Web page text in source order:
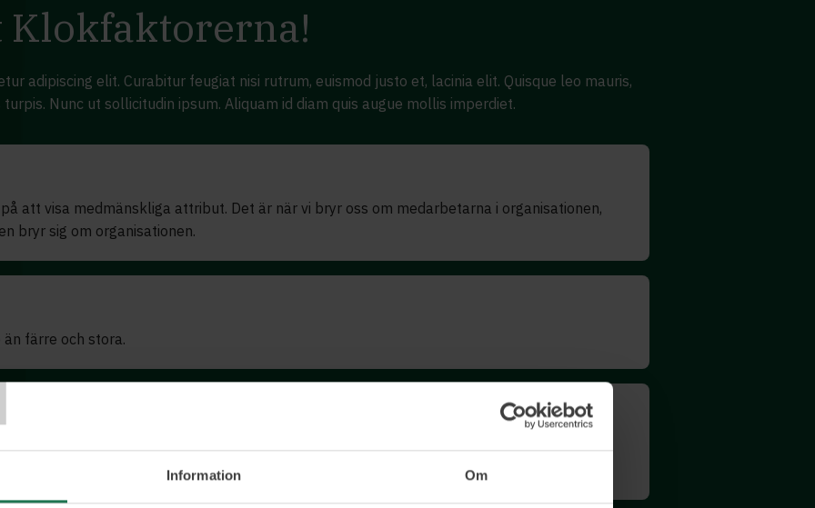
Information Om
adipiscing elit. Curabitur feugiat nisi rutrum, euismod justo et, lacinia elit. Quisque leo mauris,
Nunc ut sollicitudin ipsum. Aliquam id diam quis augue mollis imperdiet.
att visa medmänskliga attribut. Det är när vi bryr oss om medarbetarna i organisationen,
bryr sig om organisationen.
färre och stora.
dig kan bli bättre idag än igår. För när medarbetarna blir bättre, då blir organisationen